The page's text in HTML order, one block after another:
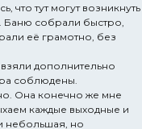
что тут могут возникнуть
Баню собрали быстро,
её грамотно, без
дополнительно
соблюдены.
Она конечно же мне
каждые выходные и
небольшая, но